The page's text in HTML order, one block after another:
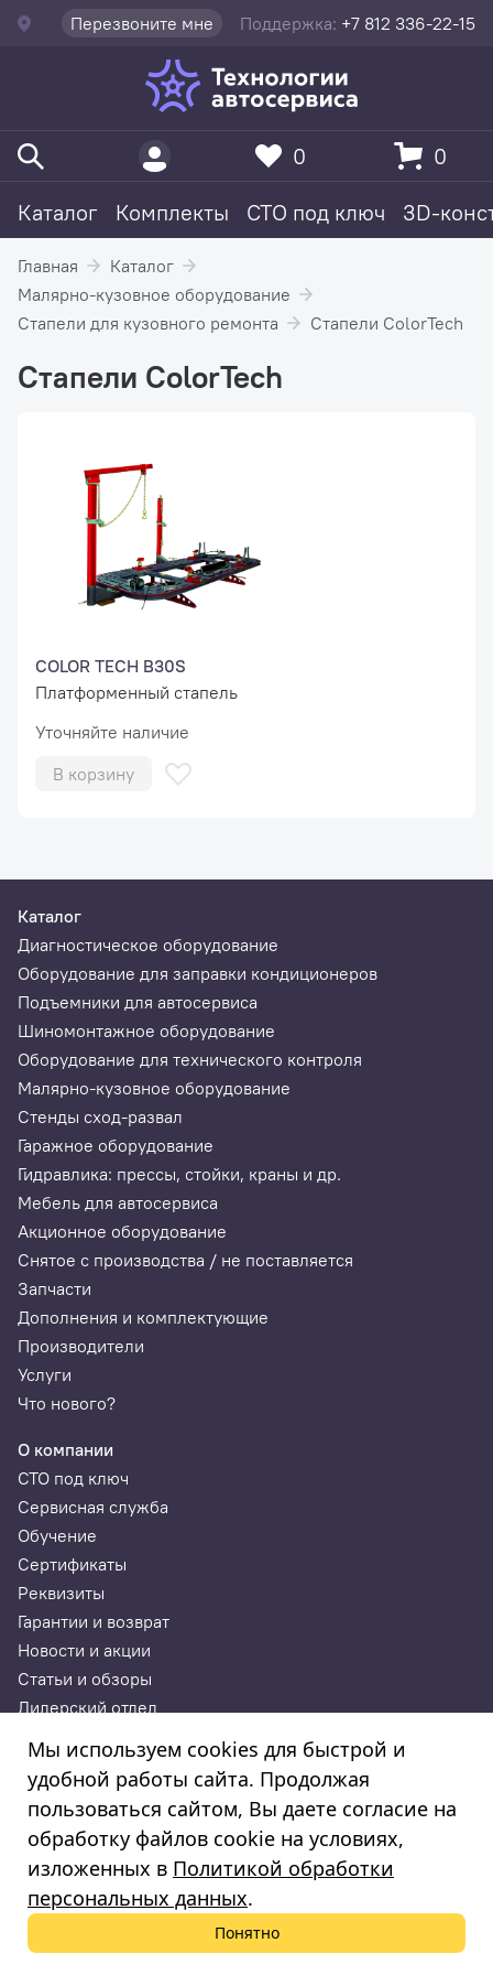
Перезвоните мне Поддержка: +7 812 336-22-15
Каталог Комплекты СТО под ключ 3D-
0 0
Главная
Каталог
Малярно-кузовное оборудование
Стапели для кузовного ремонта
Стапели ColorTech
Стапели ColorTech
COLOR TECH B30S
Платформенный стапель
Уточняйте наличие
В корзину
Каталог
Диагностическое оборудование
Оборудование для заправки кондиционеров
Подъемники для автосервиса
Шиномонтажное оборудование
Оборудование для технического контроля
Малярно-кузовное оборудование
Стенды сход-развал
Гаражное оборудование
Гидравлика: прессы, стойки, краны и др.
Мебель для автосервиса
Акционное оборудование
Снятое с производства / не поставляется
Запчасти
Дополнения и комплектующие
Производители
Услуги
Что нового?
О компании
СТО под ключ
Сервисная служба
Обучение
Сертификаты
Реквизиты
Гарантии и возврат
Новости и акции
Статьи и обзоры
Дилерский отдел
© 2003—2025
«Автосервисторг»
ИП Годунова Лариса Леонидовна
ИНН 532108772827, ОГРНИП 308532130300022, ОКПО
308532130300022
Политика обработки персональных данных
Мы используем cookies для быстрой и
удобной работы сайта. Продолжая
пользоваться сайтом, Вы даете согласие на
обработку файлов cookie на условиях,
изложенных в Политикой обработки
персональных данных.
Понятно